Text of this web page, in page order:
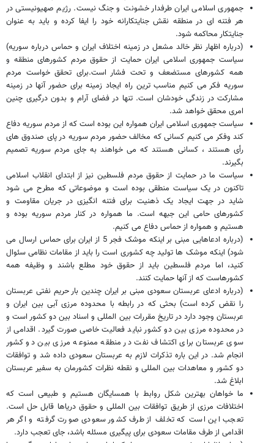
جمهوری اسلامی ایران طرفدار خشونت و جنگ نیست. رژیم صهیونیستی در
هر فتنه ای در منطقه نقش جنایتکارانه خود را ایفا کرده و باید به عنوان
جنایتکار محاکمه شود.
(درباره اظهار نظر خالد مشعل در زمینه اختلاف ایران و حماس درباره سوریه)
سیاست جمهوری اسلامی ایران حمایت از حقوق مردم کشورهای منطقه و
همه کشورهای مستضعف و تحت فشار است.برای تحقق خواست مردم
سوریه فکر می کنیم مناسب ترین راه ایجاد زمینه برای حضور آنها در زمینه
مشارکت در زندگی خودشان است. تنها در فضای آرام و بدون درگیری چنین
امری محقق خواهد شد.
سیاست جمهوری اسلامی ایران همواره این بوده است که از مردم سوریه دفاع
کند وفکر می کنیم کسانی که مخالف حضور مردم سوریه در پای صندوق های
رأی هستند ، کسانی هستند که می خواهند به جای مردم سوریه تصمیم
بگیرند.
سیاست ما در حمایت از حقوق مردم فلسطین نیز از ابتدای انقلاب اسلامی
تاکنون در یک سیاست منطقی بوده است و موضوعاتی که مطرح می شود
شاید در جهت ایجاد یک ذهنیت برای فتنه انگیزی در جریان مقاومت و
کشورهای حامی این جبهه است. ما همواره در کنار مردم سوریه بوده و
هستیم و همواره از حماس دفاع می کنیم.
(درباره ادعاهایی مبنی بر اینکه موشک فجر 5 از ایران برای حماس ارسال می
شود) اینکه موشک ها تولید چه کشوری است را باید از مقامات نظامی سئوال
کنید، اما مردم فلسطین باید از حقوق خود مطلع باشند و وظیفه همه
کشورهاست که از آنها حمایت کنند.
(درباره ادعای عربستان سعودی مبنی بر ایران چندین بار حریم نفتی عربستان
را نقض کرده است) بحثی که در رابطه با محدوده مرزی آبی بین ایران و
عربستان وجود دارد در تاریخ مقررات بین المللی و اسناد بین دو کشور است و
در محدوده مرزی بین دو کشور نباید فعالیت خاصی صورت گیرد. اقدامی از
سوی عربستان برای اکتشاف نفت در منطقه ممنوعه مرزی بین دو کشور
انجام شد. در این باره تذکرات لازم به عربستان سعودی داده شد و توافقات
دو کشور و معاهدات بین المللی و نقطه نظرات کشورمان به سفیر عربستان
ابلاغ شد.
ما خواهان بهترین شکل روابط با همسایگان هستیم و طبیعی است که
اختلافات مرزی از طریق توافقات بین المللی و حقوق دریاها قابل حل است.
تعجب این است که تخلف از طرف کشور سعودی صورت گرفته و اگر هر
اقدامی از طرف مقامات سعودی برای پیگیری مسئله باشد، جای تعجب دارد.